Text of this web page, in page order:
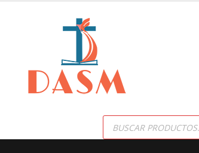
Products
search